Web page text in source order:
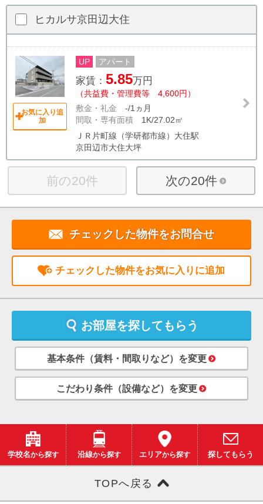
ヒカルサ京田辺大住
お気に入り追
加
UP アパート
家賃： 5.85万円
（共益費・管理費等 4,600円）
敷金・礼金 -/1ヵ月
間取・専有面積 1K/27.02㎡
ＪＲ片町線（学研都市線）大住駅
京田辺市大住大坪
前の20件 次の20件
チェックした物件をお問合せ
チェックした物件をお気に入りに追加
お部屋を探してもらう
基本条件（賃料・間取りなど）を変更
こだわり条件（設備など）を変更
学校名から探す 沿線から探す エリアから探す 探してもらう
TOPへ戻る